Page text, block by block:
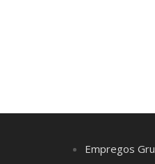
Empregos Gru